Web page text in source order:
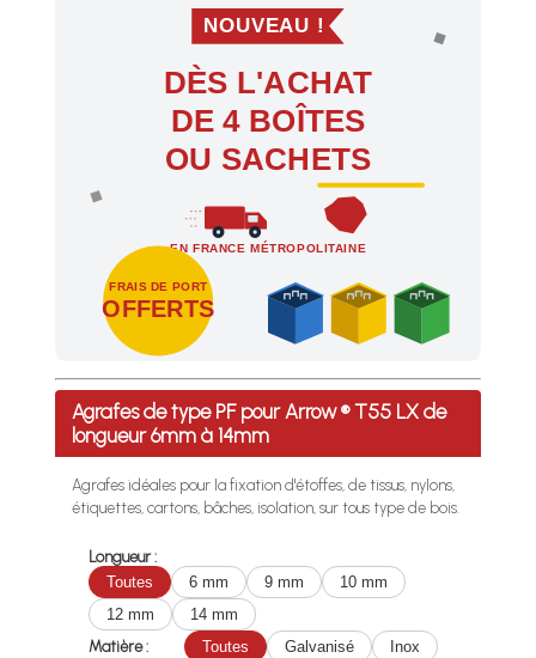
NOUVEAU !
DÈS L'ACHAT
DE 4 BOÎTES
OU SACHETS
EN FRANCE MÉTROPOLITAINE
FRAIS DE PORT
OFFERTS
Profitez des Frais de port offerts en France
Agrafes de type PF pour Arrow ® T55 LX de
longueur 6mm à 14mm
Agrafes idéales pour la fixation d'étoffes, de tissus, nylons,
étiquettes, cartons, bâches, isolation, sur tous type de bois.
Longueur :
Toutes
6 mm 9 mm
10 mm
12 mm
14 mm
Matière :
Toutes Galvanisé Inox